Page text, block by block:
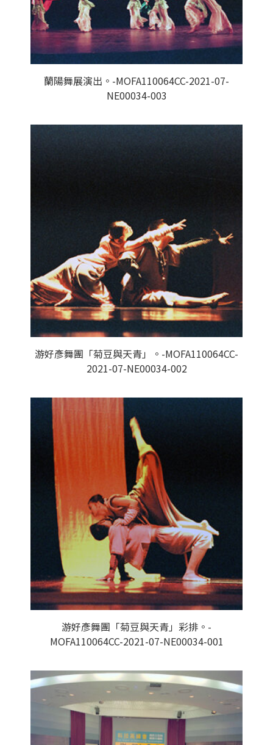
蘭陽舞展演出。-MOFA110064CC-2021-07-
NE00034-003
游好彥舞團「菊豆與天青」。-MOFA110064CC-
2021-07-NE00034-002
游好彥舞團「菊豆與天青」彩排。-
MOFA110064CC-2021-07-NE00034-001